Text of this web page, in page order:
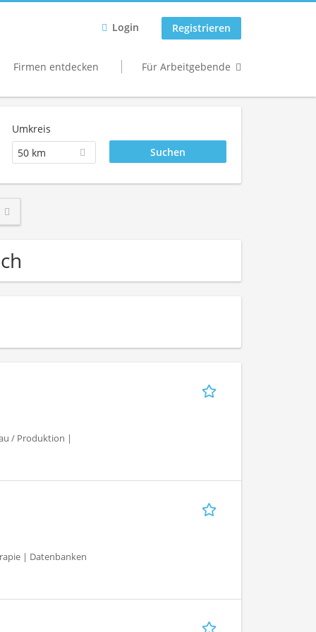
Login Registrieren
Firmen entdecken Für Arbeitgebende
Umkreis
50 km
/ Produktion |
| Datenbanken